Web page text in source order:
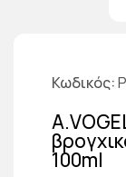
Κωδικός
100ml